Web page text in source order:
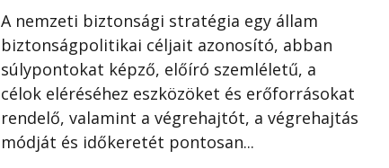
A nemzeti biztonsági stratégia egy állam
biztonságpolitikai céljait azonosító, abban
súlypontokat képző, előíró szemléletű, a
célok eléréséhez eszközöket és erőforrásokat
rendelő, valamint a végrehajtót, a végrehajtás
módját és időkeretét pontosan...